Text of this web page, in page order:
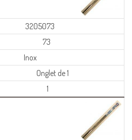
3205073
73
Inox
Onglet de 1
1